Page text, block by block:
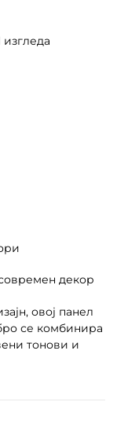
декор
овој панел
се комбинира
тонови и